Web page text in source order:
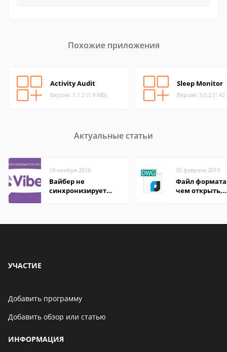
Похожие приложения
Activity Audit
Версия: 1.1.2 (1.9 МБ)
Sleep Monitor
Версия: 3.0.2
Актуальные статьи
19 ноября 2018
Вайбер не
синхронизирует
05 февраля 2019
Файл формата
чем открыть,
УЧАСТИЕ
Добавить программу
Добавить обзор или статью
ИНФОРМАЦИЯ